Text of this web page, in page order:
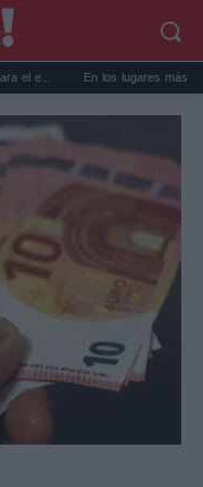
En los lugares más